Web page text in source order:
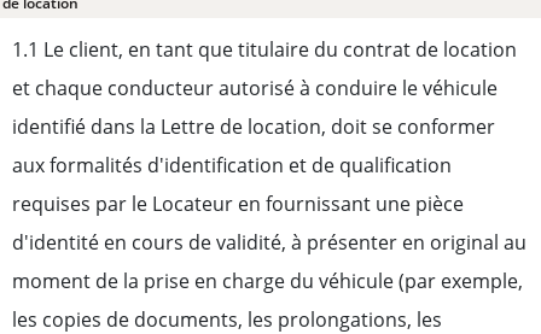
1.1 Le client, en tant que titulaire du contrat de location
et chaque conducteur autorisé à conduire le véhicule
identifié dans la Lettre de location, doit se conformer
aux formalités d'identification et de qualification
requises par le Locateur en fournissant une pièce
d'identité en cours de validité, à présenter en original au
moment de la prise en charge du véhicule (par exemple,
les copies de documents, les prolongations, les